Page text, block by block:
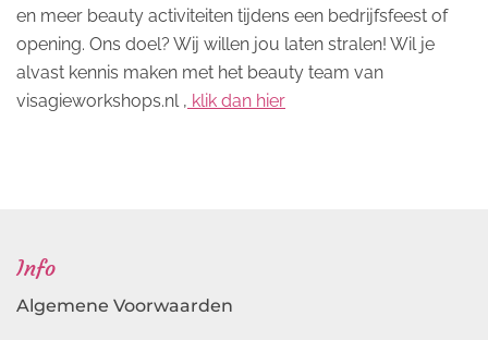
en meer beauty activiteiten tijdens een bedrijfsfeest of
opening. Ons doel? Wij willen jou laten stralen! Wil je
alvast kennis maken met het beauty team van
visagieworkshops.nl , klik dan hier
Info
Algemene Voorwaarden